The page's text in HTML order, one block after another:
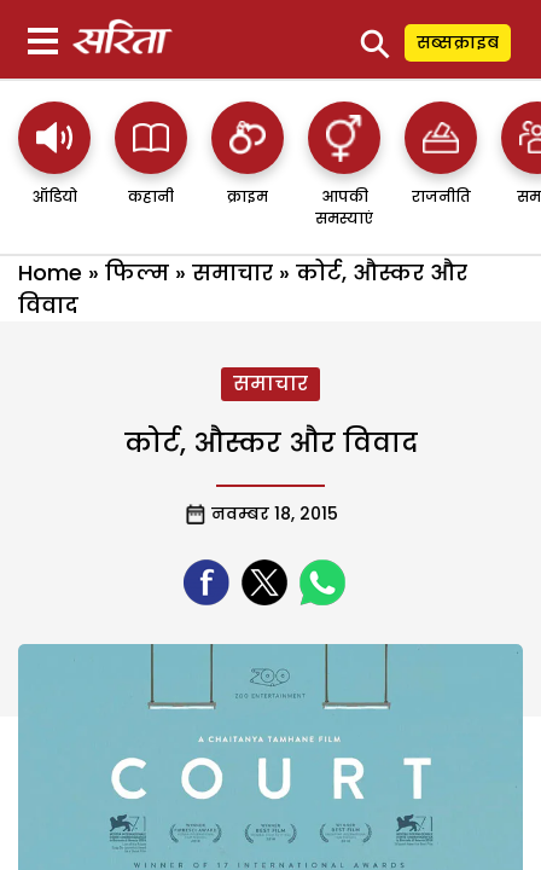
⚲ सब्सक्राइब
ऑडियो कहानी क्राइम
आपकी
समस्याएं
राजनीति
Home » फिल्म » समाचार » कोर्ट, औस्कर और
विवाद
समाचार
कोर्ट, औस्कर और विवाद
नवम्बर 18, 2015